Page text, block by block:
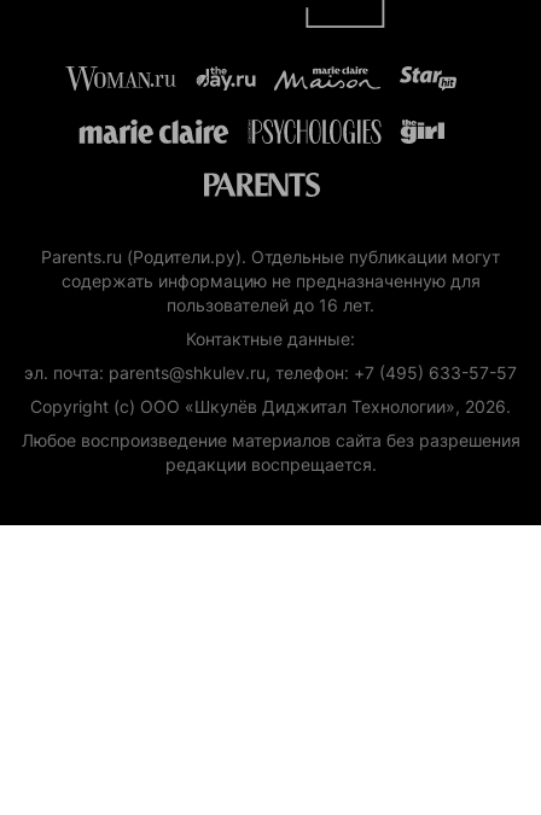
Parents.ru (Родители.ру). Отдельные публикации могут
содержать информацию не предназначенную для
пользователей до 16 лет.
Контактные данные:
эл. почта: parents@shkulev.ru, телефон: +7 (495) 633-57-57
Copyright (с) ООО «Шкулёв Диджитал Технологии», 2026.
Любое воспроизведение материалов сайта без разрешения
редакции воспрещается.